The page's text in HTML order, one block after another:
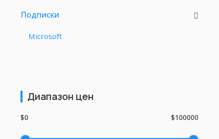
Подписки
Microsoft
Диапазон цен
$0 $100000